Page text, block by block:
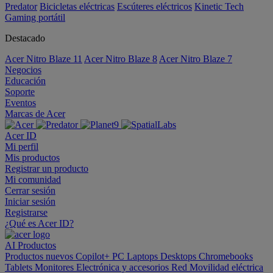
Predator Bicicletas eléctricas Escúteres eléctricos Kinetic Tech
Gaming portátil
Destacado
Acer Nitro Blaze 11 Acer Nitro Blaze 8 Acer Nitro Blaze 7
Negocios
Educación
Soporte
Eventos
Marcas de Acer
Acer ID
Mi perfil
Mis productos
Registrar un producto
Mi comunidad
Cerrar sesión
Iniciar sesión
Registrarse
¿Qué es Acer ID?
AI Productos
Productos nuevos Copilot+ PC Laptops Desktops Chromebooks
Tablets Monitores Electrónica y accesorios Red Movilidad eléctrica